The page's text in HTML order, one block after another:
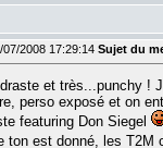
07/2008 17:29:14 Sujet du
et très...punchy !
perso exposé et on
featuring Don Siegel
ton est donné, les T2M